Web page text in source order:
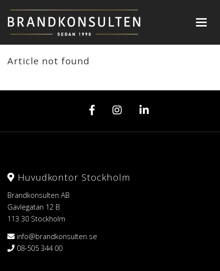
Article not found
Huvudkontor Stockholm
Brandkonsulten AB
Gävlegatan 12 B
113 30 Stockholm
info@brandkonsulten.se
08-505 344 00